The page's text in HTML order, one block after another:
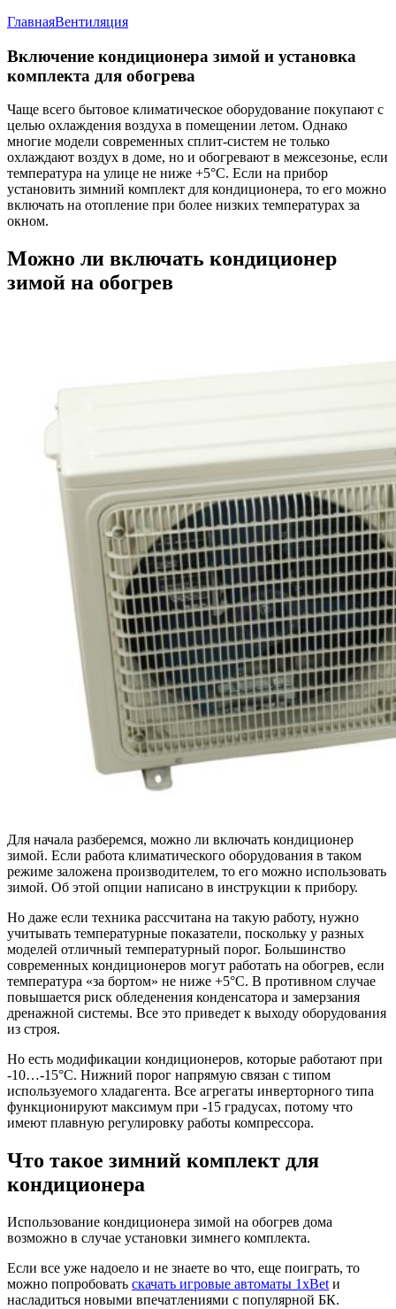
ГлавнаяВентиляция
Включение кондиционера зимой и установка
комплекта для обогрева
Чаще всего бытовое климатическое оборудование покупают с
целью охлаждения воздуха в помещении летом. Однако
многие модели современных сплит-систем не только
охлаждают воздух в доме, но и обогревают в межсезонье, если
температура на улице не ниже +5°С. Если на прибор
установить зимний комплект для кондиционера, то его можно
включать на отопление при более низких температурах за
окном.
Можно ли включать кондиционер
зимой на обогрев
Для начала разберемся, можно ли включать кондиционер
зимой. Если работа климатического оборудования в таком
режиме заложена производителем, то его можно использовать
зимой. Об этой опции написано в инструкции к прибору.
Но даже если техника рассчитана на такую работу, нужно
учитывать температурные показатели, поскольку у разных
моделей отличный температурный порог. Большинство
современных кондиционеров могут работать на обогрев, если
температура «за бортом» не ниже +5°С. В противном случае
повышается риск обледенения конденсатора и замерзания
дренажной системы. Все это приведет к выходу оборудования
из строя.
Но есть модификации кондиционеров, которые работают при
-10…-15°С. Нижний порог напрямую связан с типом
используемого хладагента. Все агрегаты инверторного типа
функционируют максимум при -15 градусах, потому что
имеют плавную регулировку работы компрессора.
Что такое зимний комплект для
кондиционера
Использование кондиционера зимой на обогрев дома
возможно в случае установки зимнего комплекта.
Если все уже надоело и не знаете во что, еще поиграть, то
можно попробовать скачать игровые автоматы 1xBet и
насладиться новыми впечатлениями с популярной БК.